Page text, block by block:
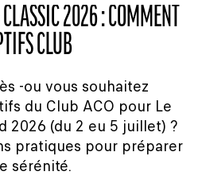
2026 : COMMENT
CLUB
-ou vous souhaitez
du Club ACO pour Le
2026 (du 2 eu 5 juillet) ?
pratiques pour préparer
sérénité.